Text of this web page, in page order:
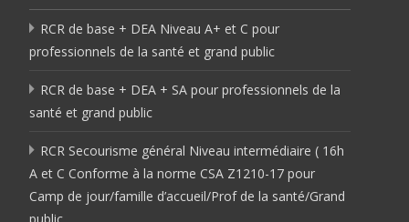
RCR de base + DEA Niveau A+ et C pour
professionnels de la santé et grand public
RCR de base + DEA + SA pour professionnels de la
santé et grand public
RCR Secourisme général Niveau intermédiaire ( 16h
A et C Conforme à la norme CSA Z1210-17 pour
Camp de jour/famille d’accueil/Prof de la santé/Grand